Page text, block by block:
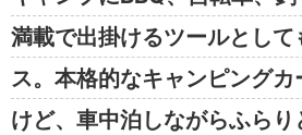
満載で出掛けるツールとし
ス。本格的なキャンピング
けど、車中泊しながらふら